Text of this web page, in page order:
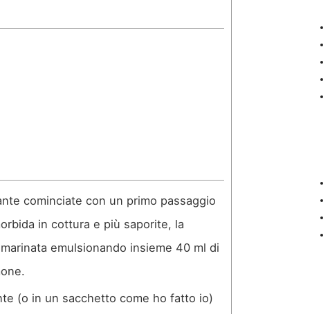
cominciate con un primo passaggio
in cottura e più saporite, la
emulsionando insieme 40 ml di
(o in un sacchetto come ho fatto io)